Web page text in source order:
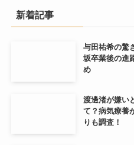
新着記事
与田祐希の驚
坂卒業後の進
め
渡邊渚が嫌い
て？病気療養
りも調査！